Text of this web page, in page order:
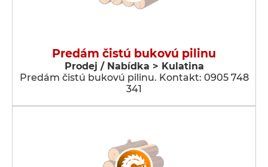
Predám čistú bukovú pilinu
Prodej / Nabídka > Kulatina
Predám čistú bukovú pilinu. Kontakt: 0905 748
341